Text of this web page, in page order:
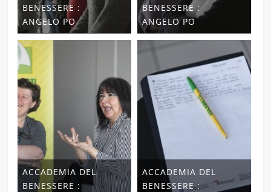
BENESSERE :
ANGELO PO
BENESSERE :
ANGELO PO
ACCADEMIA DEL
BENESSERE :
ACCADEMIA DEL
BENESSERE :